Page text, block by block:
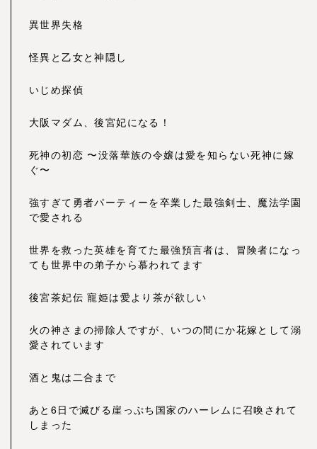
異世界失格
怪異と乙女と神隠し
いじめ探偵
大阪マダム、後宮妃になる！
死神の初恋 〜没落華族の令嬢は愛を知らない死神に嫁
ぐ〜
強すぎて勇者パーティーを卒業した最強剣士、魔法学園
で愛される
世界を救った英雄を育てた最強預言者は、冒険者になっ
ても世界中の弟子から慕われてます
後宮茶妃伝 寵姫は愛より茶が欲しい
火の神さまの掃除人ですが、いつの間にか花嫁として溺
愛されています
酒と鬼は二合まで
あと6日で滅びる崖っぷち国家のハーレムに召喚されて
しまった